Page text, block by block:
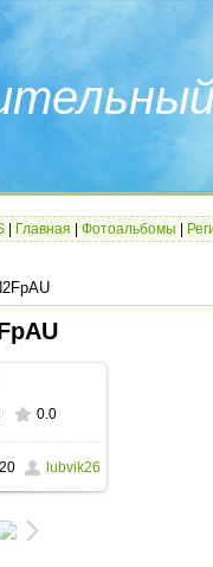
Главная Фотоальбомы
размере
0.0
lubvik26